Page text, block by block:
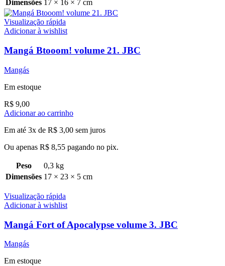
Dimensões 17 × 16 × 7 cm
Visualização rápida
Adicionar à wishlist
Mangá Btooom! volume 21. JBC
Mangás
Em estoque
R$ 9,00
Adicionar ao carrinho
Em até 3x de R$ 3,00 sem juros
Ou apenas R$ 8,55 pagando no pix.
Peso
0,3 kg
Dimensões 17 × 23 × 5 cm
Visualização rápida
Adicionar à wishlist
Mangá Fort of Apocalypse volume 3. JBC
Mangás
Em estoque